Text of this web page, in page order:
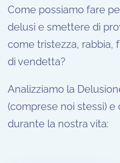
Come possiamo fare
delusi e smettere di
come tristezza, rabbia,
di vendetta?
Analizziamo la
(comprese noi stessi)
durante la nostra vita: